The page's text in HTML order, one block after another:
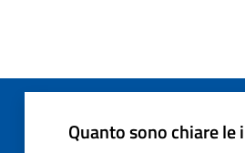
Quanto sono chiare